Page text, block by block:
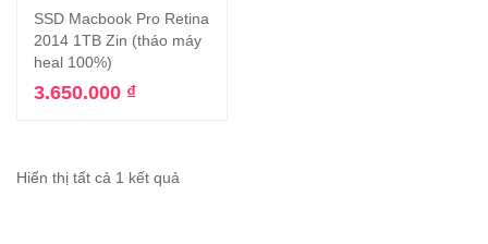
SSD Macbook Pro Retina
2014 1TB Zin (tháo máy
heal 100%)
3.650.000 ₫
Hiển thị tất cả 1 kết quả